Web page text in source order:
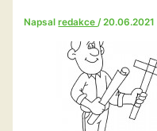
Napsalredakce/20.06.2021